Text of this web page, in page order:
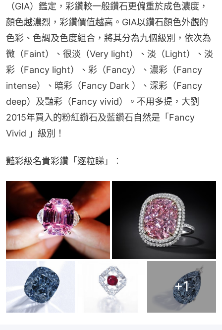
（GIA）鑑定，彩鑽較一般鑽石更偏重於成色濃度，
顏色越濃烈，彩鑽價值越高。GIA以鑽石顏色外觀的
色彩、色調及色度組合，將其分為九個級別，依次為
微（Faint）、很淡（Very light）、淡（Light）、淡
彩（Fancy light）、彩（Fancy）、濃彩（Fancy
intense）、暗彩（Fancy Dark ）、深彩（Fancy
deep）及豔彩（Fancy vivid）。不用多提，大劉
2015年買入的粉紅鑽石及藍鑽石自然是「Fancy
Vivid 」級別！
豔彩級名貴彩鑽「逐粒睇」︰
+1